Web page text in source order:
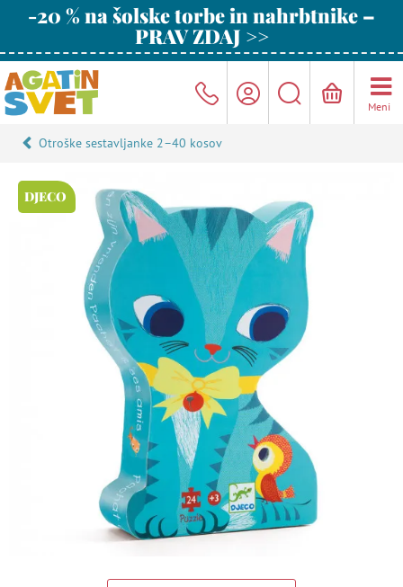
-20 % na šolske torbe in nahrbtnike –
PRAV ZDAJ >>
Meni
Otroške sestavljanke 2–40 kosov
DJECO